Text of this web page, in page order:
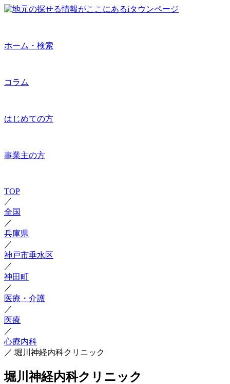
ホーム・検索
コラム
はじめての方
事業主の方
TOP
／
全国
／
兵庫県
／
神戸市垂水区
／
神田町
／
医療・介護
／
医療
／
心療内科
／ 堀川神経内科クリニック
堀川神経内科クリニック